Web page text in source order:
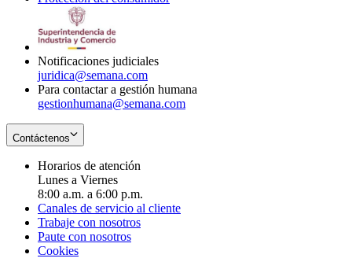
Notificaciones judiciales
juridica@semana.com
Para contactar a gestión humana
gestionhumana@semana.com
Contáctenos
Horarios de atención
Lunes a Viernes
8:00 a.m. a 6:00 p.m.
Canales de servicio al cliente
Trabaje con nosotros
Paute con nosotros
Cookies